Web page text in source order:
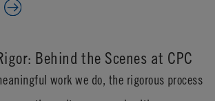
Behind the Scenes at CPC
work we do, the rigorous process